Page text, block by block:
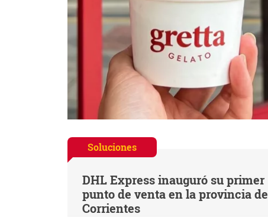
Soluciones
DHL Express inauguró su primer
punto de venta en la provincia de
Corrientes